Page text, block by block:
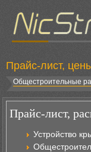
Прайс-лист,
Общестроительные
Прайс-лист,
Устройство